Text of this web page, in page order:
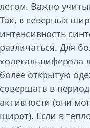
летом. Важно
Так, в северных
интенсивность
различаться. Для
холекальциферола
более открытую
совершать в
активности (они
широт). Если в